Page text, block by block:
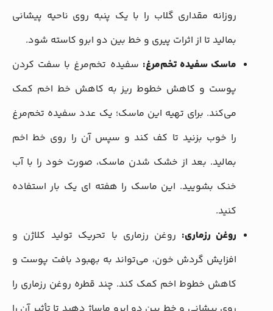
روزانه مقداری گلاب را با یک پنبه روی ناحیه پیشانی
بمالید تا از اثرات پیری و خط بین دو ابرو کاسته شود.
ماسک سفیده تخم‌مرغ: سفیده تخم‌مرغ با سفت کردن
پوست و کاهش خطوط ریز به کاهش خط اخم کمک
می‌کند. برای تهیه این ماسک؛ یک عدد سفیده تخم‌مرغ
را خوب بزنید تا کف کند و سپس آن را روی خط اخم
بمالید. بعد از خشک شدن ماسک، صورت خود را با آب
خنک بشویید. این ماسک را هفته‌ ای یک بار استفاده
کنید.
روغن رزماری: روغن رزماری با تحریک تولید کلاژن و
افزایش گردش خون، می‌تواند به بهبود بافت پوست و
کاهش خطوط اخم کمک کند. چند قطره روغن رزماری را